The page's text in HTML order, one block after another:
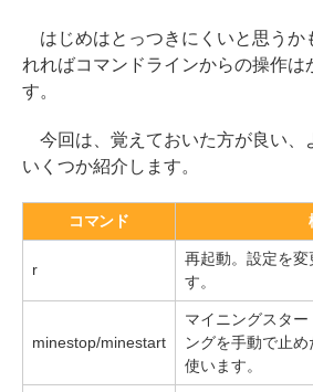
はじめはとっつきにくいと思うか
れればコマンドラインからの操作は
す。
今回は、覚えておいた方が良い、
いくつか紹介します。
コマンド
r
再起動。設定を変
す。
minestop/minestart
マイニングスタ
ングを手動で止
使います。